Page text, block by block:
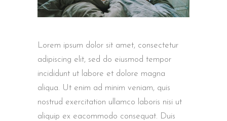
Lorem ipsum dolor sit amet, consectetur
adipiscing elit, sed do eiusmod tempor
incididunt ut labore et dolore magna
aliqua. Ut enim ad minim veniam, quis
nostrud exercitation ullamco laboris nisi ut
aliquip ex eacommodo consequat. Duis